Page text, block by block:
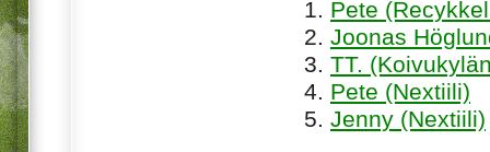
Pete
Joonas
TT.
Pete (Nextiili)
Jenny (Nextiili)